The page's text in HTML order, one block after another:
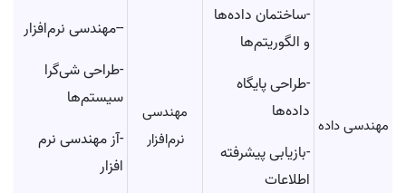
مهندسی داده
-ساختمان داده‌ها
و الگوریتم‌ها
-طراحی پایگاه
داده‌ها
-بازیابی پیشرفته
اطلاعات
مهندسی
نرم‌افزار
--مهندسی نرم‌افزار
-طراحی شی‌گرا
سیستم‌ها
-آز مهندسی نرم
افزار